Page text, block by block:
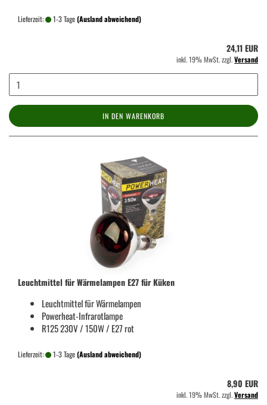
Lieferzeit: 1-3 Tage(Ausland abweichend)
24,11 EUR
inkl. 19% MwSt. zzgl.Versand
IN DEN WARENKORB
Leuchtmittel für Wärmelampen E27 für Küken
Leuchtmittel für Wärmelampen
Powerheat-Infrarotlampe
R125 230V / 150W / E27 rot
Lieferzeit: 1-3 Tage(Ausland abweichend)
8,90 EUR
inkl. 19% MwSt. zzgl.Versand